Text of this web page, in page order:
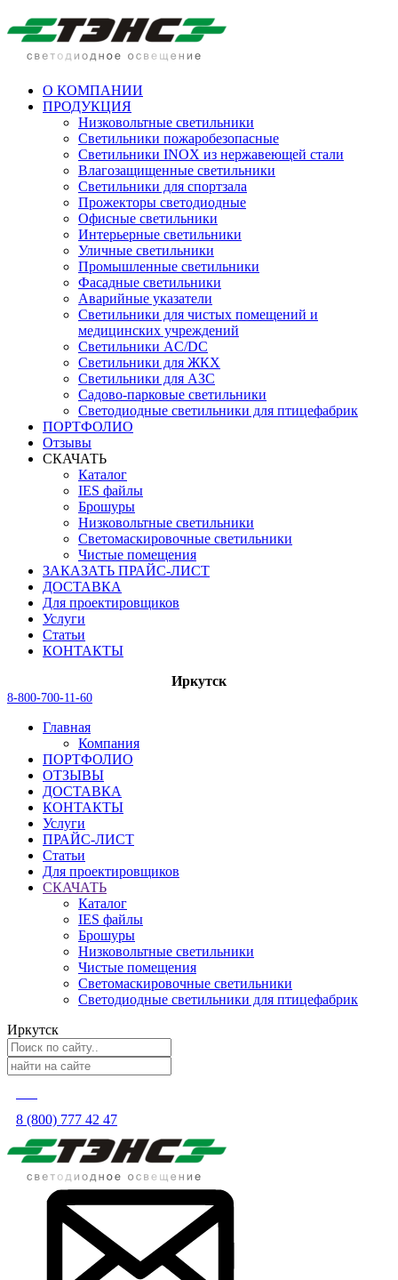
О КОМПАНИИ
ПРОДУКЦИЯ
Низковольтные светильники
Cветильники пожаробезопасные
Светильники INOX из нержавеющей стали
Влагозащищенные светильники
Светильники для спортзала
Прожекторы светодиодные
Офисные светильники
Интерьерные светильники
Уличные светильники
Промышленные светильники
Фасадные светильники
Аварийные указатели
Светильники для чистых помещений и
медицинских учреждений
Светильники AC/DC
Светильники для ЖКХ
Светильники для АЗС
Садово-парковые светильники
Светодиодные светильники для птицефабрик
ПОРТФОЛИО
Отзывы
СКАЧАТЬ
Каталог
IES файлы
Брошуры
Низковольтные светильники
Светомаскировочные светильники
Чистые помещения
ЗАКАЗАТЬ ПРАЙС-ЛИСТ
ДОСТАВКА
Для проектировщиков
Услуги
Статьи
КОНТАКТЫ
Иркутск
8-800-700-11-60
Главная
Компания
ПОРТФОЛИО
ОТЗЫВЫ
ДОСТАВКА
КОНТАКТЫ
Услуги
ПРАЙС-ЛИСТ
Статьи
Для проектировщиков
СКАЧАТЬ
Каталог
IES файлы
Брошуры
Низковольтные светильники
Чистые помещения
Светомаскировочные светильники
Светодиодные светильники для птицефабрик
Иркутск
8 (800) 777 42 47